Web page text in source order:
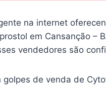
na internet
em Cansanção –
vendedores são
golpes de venda de